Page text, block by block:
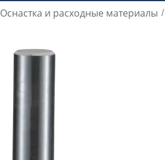
Оснастка и расходные материалы /